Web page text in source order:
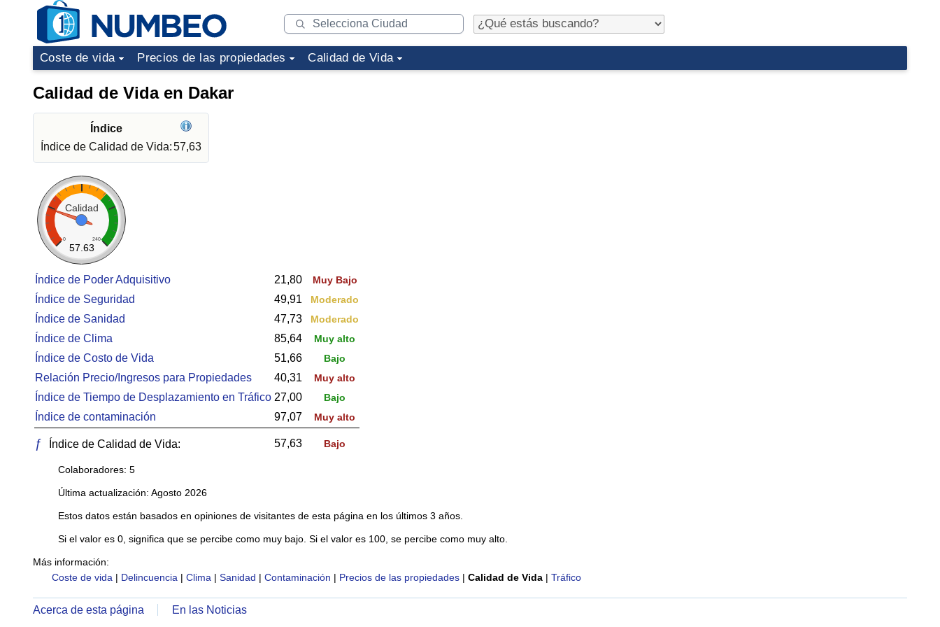
Coste de vida Precios de las propiedades Calidad de Vida
Calidad de Vida en Dakar
Índice
Índice de Calidad de Vida:57,63
Calidad
0 240
57.63
Índice de Poder Adquisitivo 21,80 Muy Bajo
Índice de Seguridad 49,91 Moderado
Índice de Sanidad 47,73 Moderado
Índice de Clima 85,64 Muy alto
Índice de Costo de Vida 51,66 Bajo
Relación Precio/Ingresos para Propiedades 40,31 Muy alto
Índice de Tiempo de Desplazamiento en Tráfico 27,00 Bajo
Índice de contaminación 97,07 Muy alto
ƒ Índice de Calidad de Vida: 57,63 Bajo
Colaboradores: 5
Última actualización: Agosto 2026
Estos datos están basados en opiniones de visitantes de esta página en los últimos 3 años.
Si el valor es 0, significa que se percibe como muy bajo. Si el valor es 100, se percibe como muy alto.
Más información:
Coste de vida | Delincuencia | Clima | Sanidad | Contaminación | Precios de las propiedades | Calidad de Vida | Tráfico
Acerca de esta página En las Noticias